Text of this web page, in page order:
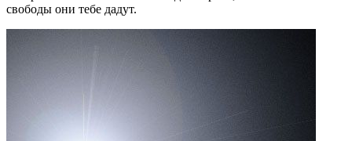
свободы они тебе дадут.